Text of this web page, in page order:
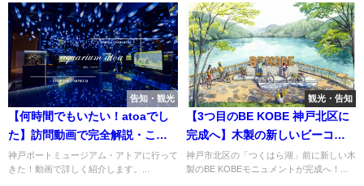
告知・観光
【何時間でもいたい！atoaでし
た】訪問動画で完全解説・これ
がアトアだ！【神戸ポートミュ
ージアムへ】
神戸ポートミュージアム・アトアに行って
きた！動画で詳しく紹介します。...
観光・告知
【3つ目のBE KOBE 神戸北区に
完成へ】木製の新しいビーコウ
ベ【神出山田自転車道】
神戸市北区の「つくはら湖」前に新しい木
製のBE KOBEモニュメントが完成へ！...